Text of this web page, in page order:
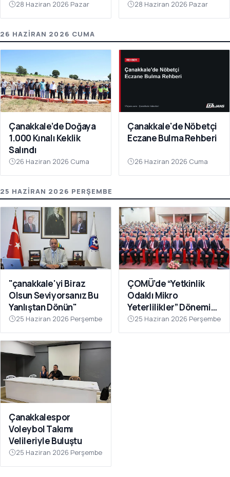
28 Haziran 2026 Pazar
Sorumluluk Alanınıza
Bakın"
28 Haziran 2026 Pazar
26 HAZIRAN 2026 CUMA
Çanakkale’de Doğaya
1.000 Kınalı Keklik
Salındı
26 Haziran 2026 Cuma
Çanakkale'de Nöbetçi
Eczane Bulma Rehberi
26 Haziran 2026 Cuma
25 HAZIRAN 2026 PERŞEMBE
"çanakkale'yi Biraz
Olsun Seviyorsanız Bu
Yanlıştan Dönün"
25 Haziran 2026 Perşembe
ÇOMÜ’de “Yetkinlik
Odaklı Mikro
Yeterlilikler” Dönemi
Başlıyor
25 Haziran 2026 Perşembe
Çanakkalespor
Voleybol Takımı
Velileriyle Buluştu
25 Haziran 2026 Perşembe